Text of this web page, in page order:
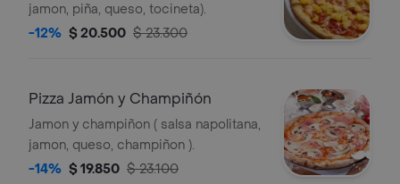
jamon, piña, queso, tocineta).
-12% $ 20.500 $ 23.300
Pizza Jamón y Champiñón
Jamon y champiñon ( salsa napolitana,
jamon, queso, champiñon ).
-14% $ 19.850 $ 23.100